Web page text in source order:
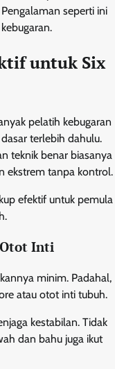
seperti ini
untuk Six
pelatih kebugaran
terlebih dahulu.
teknik benar biasanya
ekstrem tanpa kontrol.
efektif untuk pemula
Inti
minim. Padahal,
atau otot inti tubuh.
kestabilan. Tidak
dan bahu juga ikut